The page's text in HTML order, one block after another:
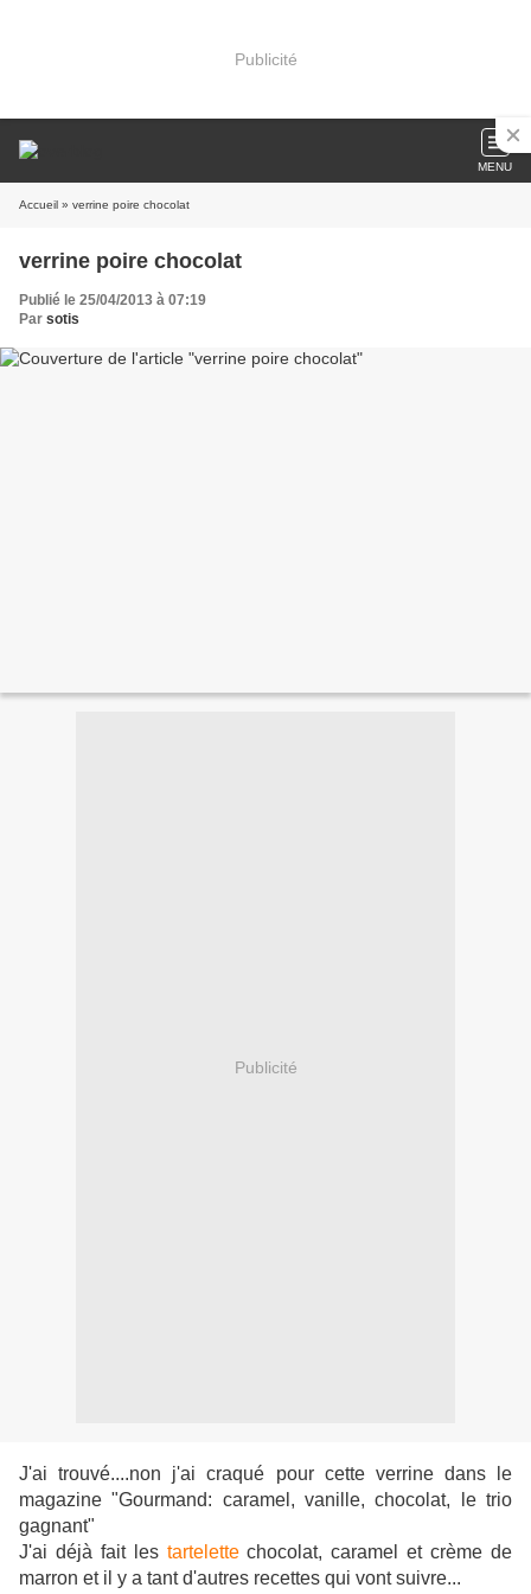
Publicité
MENU
Accueil » verrine poire chocolat
verrine poire chocolat
Publié le 25/04/2013 à 07:19
Par sotis
Publicité
J'ai trouvé....non j'ai craqué pour cette verrine dans le
magazine "Gourmand: caramel, vanille, chocolat, le trio
gagnant"
J'ai déjà fait les tartelettechocolat, caramel et crème de
marron et il y a tant d'autres recettes qui vont suivre...